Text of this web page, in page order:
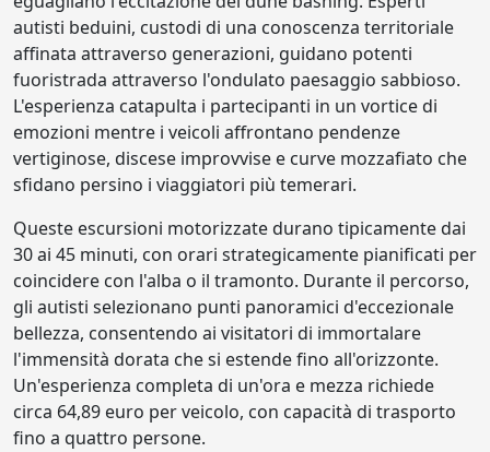
autisti beduini, custodi di una conoscenza territoriale
affinata attraverso generazioni, guidano potenti
fuoristrada attraverso l'ondulato paesaggio sabbioso.
L'esperienza catapulta i partecipanti in un vortice di
emozioni mentre i veicoli affrontano pendenze
vertiginose, discese improvvise e curve mozzafiato che
sfidano persino i viaggiatori più temerari.
Queste escursioni motorizzate durano tipicamente dai
30 ai 45 minuti, con orari strategicamente pianificati per
coincidere con l'alba o il tramonto. Durante il percorso,
gli autisti selezionano punti panoramici d'eccezionale
bellezza, consentendo ai visitatori di immortalare
l'immensità dorata che si estende fino all'orizzonte.
Un'esperienza completa di un'ora e mezza richiede
circa 64,89 euro per veicolo, con capacità di trasporto
fino a quattro persone.